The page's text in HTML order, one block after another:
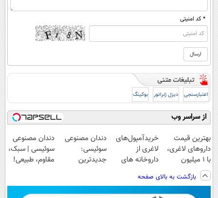
* کد امنیتی
اعتبارسنجی دیزل ژنراتور بوکینگ
از سراسر وب
بهترین قیمت
داروهای لاغری،
با ۱ میلیون
تخفیف و ارسال
از داروخانه‌
خریدآمپول‌های
لاغری از
داروخانه های
فوری همراه با
پک یخ!
دندان مصنوعی
سوئیسی:
جدیدترین
پرداخت قسطی
دندان مصنوعی
سوئیسی | سبک،
مقاوم، طبیعی!
اقساطی😍
بازگشت به بالای صفحه